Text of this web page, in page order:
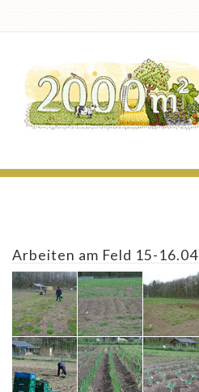
Arbeiten am Feld 15-16.04